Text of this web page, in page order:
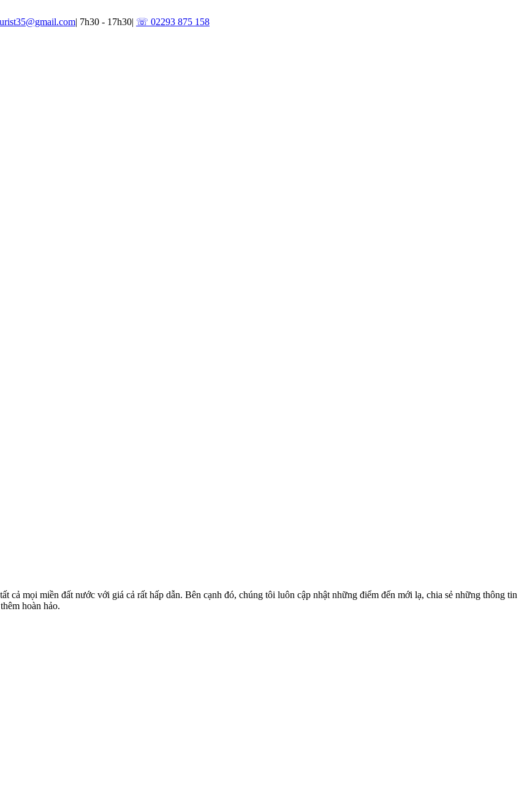
| 7h30 - 17h30| ☏ 02293 875 158
mọi miền đất nước với giá cả rất hấp dẫn. Bên cạnh đó, chúng tôi luôn cập nhật những điểm đến mới lạ, chia sẻ những thông tin
hoàn hảo.